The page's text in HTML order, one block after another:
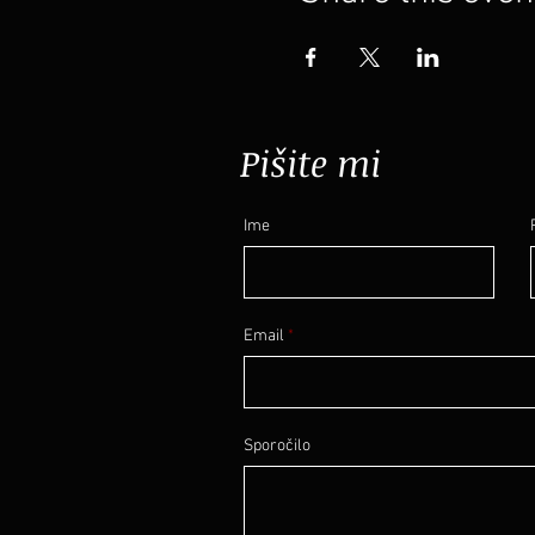
Pišite mi
Ime
Email
Sporočilo